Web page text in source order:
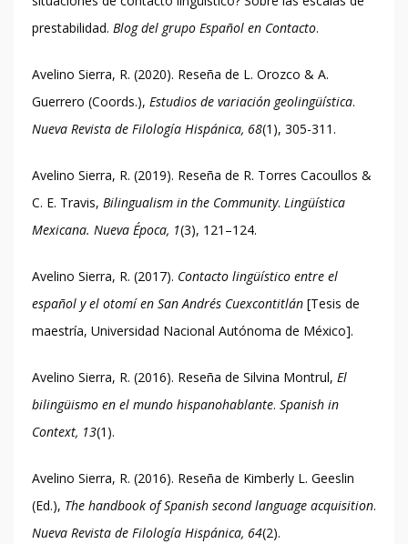
prestabilidad. Blog del grupo Español en Contacto.
Avelino Sierra, R. (2020). Reseña de L. Orozco & A.
Guerrero (Coords.), Estudios de variación geolingüística.
Nueva Revista de Filología Hispánica, 68(1), 305-311.
Avelino Sierra, R. (2019). Reseña de R. Torres Cacoullos &
C. E. Travis, Bilingualism in the Community. Lingüística
Mexicana. Nueva Época, 1(3), 121–124.
Avelino Sierra, R. (2017). Contacto lingüístico entre el
español y el otomí en San Andrés Cuexcontitlán [Tesis de
maestría, Universidad Nacional Autónoma de México].
Avelino Sierra, R. (2016). Reseña de Silvina Montrul, El
bilingüismo en el mundo hispanohablante. Spanish in
Context, 13(1).
Avelino Sierra, R. (2016). Reseña de Kimberly L. Geeslin
(Ed.), The handbook of Spanish second language acquisition.
Nueva Revista de Filología Hispánica, 64(2).